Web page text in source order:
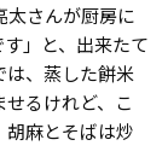
太さんが厨房に
」と、出来たて
、蒸した餅米
るけれど、こ
麻とそばは炒